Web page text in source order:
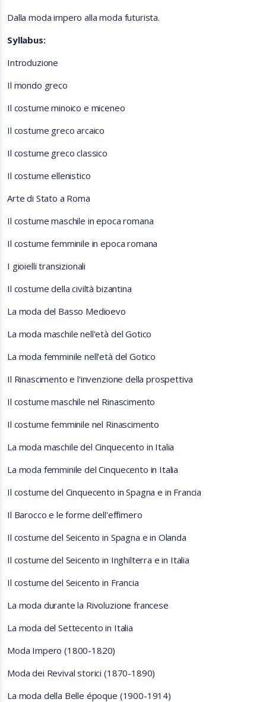
Dalla moda impero alla moda futurista.
Syllabus:
Introduzione
Il mondo greco
Il costume minoico e miceneo
Il costume greco arcaico
Il costume greco classico
Il costume ellenistico
Arte di Stato a Roma
Il costume maschile in epoca romana
Il costume femminile in epoca romana
I gioielli transizionali
Il costume della civiltà bizantina
La moda del Basso Medioevo
La moda maschile nell'età del Gotico
La moda femminile nell'età del Gotico
Il Rinascimento e l'invenzione della prospettiva
Il costume maschile nel Rinascimento
Il costume femminile nel Rinascimento
La moda maschile del Cinquecento in Italia
La moda femminile del Cinquecento in Italia
Il costume del Cinquecento in Spagna e in Francia
Il Barocco e le forme dell'effimero
Il costume del Seicento in Spagna e in Olanda
Il costume del Seicento in Inghilterra e in Italia
Il costume del Seicento in Francia
La moda durante la Rivoluzione francese
La moda del Settecento in Italia
Moda Impero (1800-1820)
Moda dei Revival storici (1870-1890)
La moda della Belle époque (1900-1914)